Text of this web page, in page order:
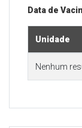
Data de
Unidade
Nenhum